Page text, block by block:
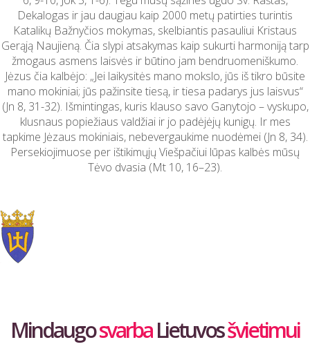
Dekalogas ir jau daugiau kaip 2000 metų patirties turintis
Katalikų Bažnyčios mokymas, skelbiantis pasauliui Kristaus
Gerąją Naujieną. Čia slypi atsakymas kaip sukurti harmoniją tarp
žmogaus asmens laisvės ir būtino jam bendruomeniškumo.
Jėzus čia kalbėjo: „Jei laikysitės mano mokslo, jūs iš tikro būsite
mano mokiniai; jūs pažinsite tiesą, ir tiesa padarys jus laisvus“
(Jn 8, 31-32). Išmintingas, kuris klauso savo Ganytojo – vyskupo,
klusnaus popiežiaus valdžiai ir jo padėjėjų kunigų. Ir mes
tapkime Jėzaus mokiniais, nebevergaukime nuodėmei (Jn 8, 34).
Persekiojimuose per ištikimųjų Viešpačiui lūpas kalbės mūsų
Tėvo dvasia (Mt 10, 16–23).
MindaugosvarbaLietuvosšvietimui